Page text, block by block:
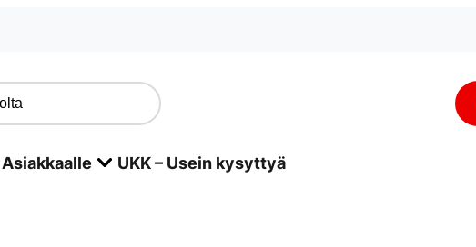
Asiakkaalle UKK – Usein kysyttyä